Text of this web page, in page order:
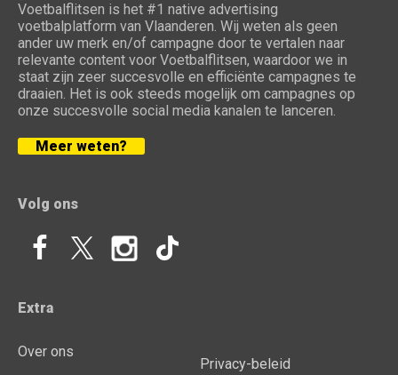
Voetbalflitsen is het #1 native advertising
voetbalplatform van Vlaanderen. Wij weten als geen
ander uw merk en/of campagne door te vertalen naar
relevante content voor Voetbalflitsen, waardoor we in
staat zijn zeer succesvolle en efficiënte campagnes te
draaien. Het is ook steeds mogelijk om campagnes op
onze succesvolle social media kanalen te lanceren.
Meer weten?
Volg ons
Extra
Over ons
Privacy-beleid